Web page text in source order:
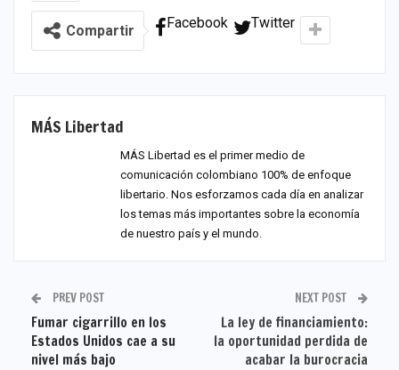
Compartir Facebook Twitter
MÁS Libertad
MÁS Libertad es el primer medio de
comunicación colombiano 100% de enfoque
libertario. Nos esforzamos cada día en analizar
los temas más importantes sobre la economía
de nuestro país y el mundo.
PREV POST
Fumar cigarrillo en los
Estados Unidos cae a su
nivel más bajo
NEXT POST
La ley de financiamiento:
la oportunidad perdida de
acabar la burocracia